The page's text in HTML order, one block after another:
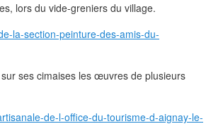
lors du vide-greniers du village.
la-section-peinture-des-amis-du-
ses cimaises les œuvres de plusieurs
de-l-office-du-tourisme-d-aignay-le-